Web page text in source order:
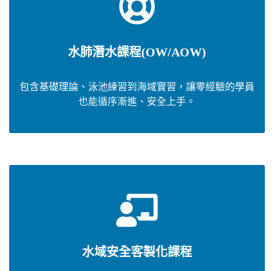
水肺潛水課程(OW/AOW)
包含基礎理論、泳池練習到海域實習，讓零經驗的學員
也能循序漸進、安全上手。
水域安全客製化課程